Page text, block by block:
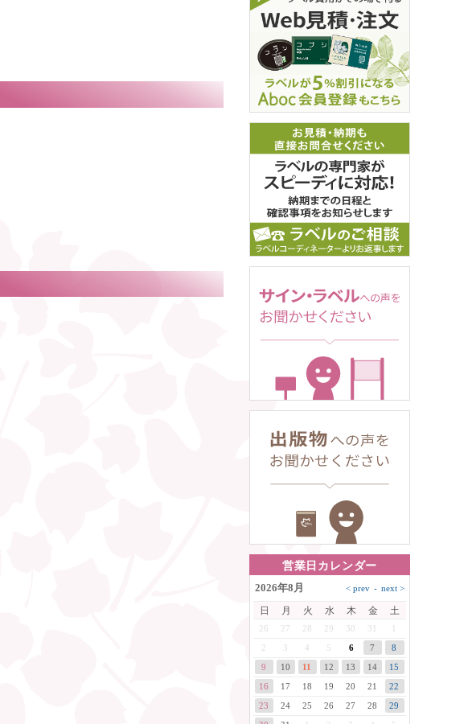
営業日カレンダー
2026年8月
日 月 火 水 木 金 土
26 27 28 29 30 31
3 4 5 6 7
8
9
10 11 12 13 14
15
16
17 18 19 20 21
22
23
24 25 26 27 28
29